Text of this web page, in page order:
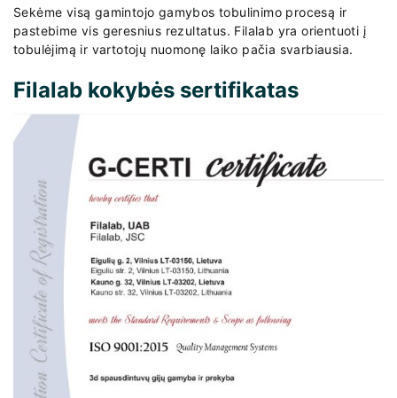
Sekėme visą gamintojo gamybos tobulinimo procesą ir
pastebime vis geresnius rezultatus. Filalab yra orientuoti į
tobulėjimą ir vartotojų nuomonę laiko pačia svarbiausia.
Filalab kokybės sertifikatas